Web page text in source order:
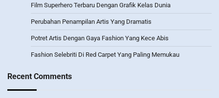
Film Superhero Terbaru Dengan Grafik Kelas Dunia
Perubahan Penampilan Artis Yang Dramatis
Potret Artis Dengan Gaya Fashion Yang Kece Abis
Fashion Selebriti Di Red Carpet Yang Paling Memukau
Recent Comments